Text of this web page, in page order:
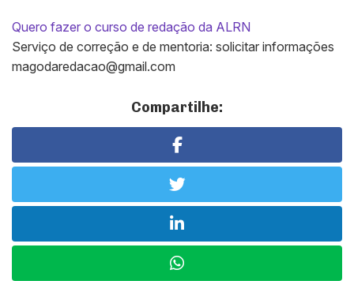
Quero fazer o curso de redação da ALRN
Serviço de correção e de mentoria: solicitar informações
magodaredacao@gmail.com
Compartilhe: